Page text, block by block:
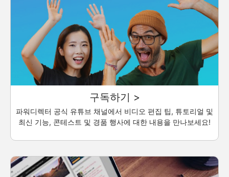
구독하기 >
파워디렉터 공식 유튜브 채널에서 비디오 편집 팁, 튜토리얼 및
최신 기능, 콘테스트 및 경품 행사에 대한 내용을 만나보세요!